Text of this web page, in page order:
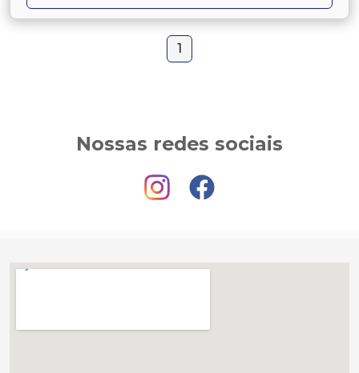
1
Nossas redes sociais